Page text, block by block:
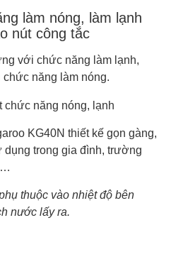
làm nóng, làm lạnh
nút công tắc
với chức năng làm lạnh,
năng làm nóng.
KG40N thiết kế gọn gàng,
trong gia đình, trường
thuộc vào nhiệt độ bên
nước lấy ra.